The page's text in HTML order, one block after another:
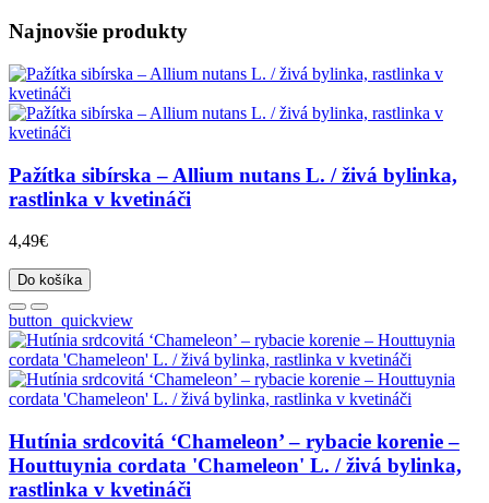
Najnovšie produkty
Pažítka sibírska – Allium nutans L. / živá bylinka,
rastlinka v kvetináči
4,49€
Do košíka
button_quickview
Hutínia srdcovitá ‘Chameleon’ – rybacie korenie –
Houttuynia cordata 'Chameleon' L. / živá bylinka,
rastlinka v kvetináči